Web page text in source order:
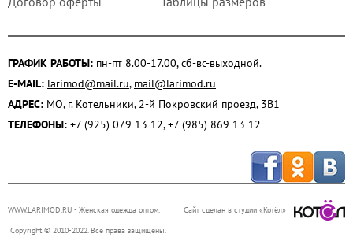
ГРАФИК РАБОТЫ: пн-пт 8.00-17.00, сб-вс-выходной.
E-MAIL: larimod@mail.ru, mail@larimod.ru
АДРЕС: МО, г. Котельники, 2-й Покровский проезд, 3В1
ТЕЛЕФОНЫ: +7 (925) 079 13 12, +7 (985) 869 13 12
Сайт сделан в студии «Котёл»
WWW.LARIMOD.RU - Женская одежда оптом.
Copyright © 2010-2022. Все права защищены.